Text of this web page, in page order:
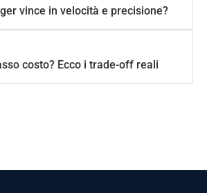
vince in velocità e precisione?
costo? Ecco i trade-off reali